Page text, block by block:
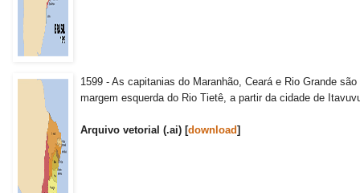
1599 - As capitanias do Maranhão, Ceará e Rio Grande
margem esquerda do Rio Tietê, a partir da cidade de
Arquivo vetorial (.ai) [download]